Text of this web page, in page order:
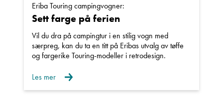
Denne siden er beskyttet av reCAPTCHA og Google
PersonvernerklæringogVilkår for bruker gjeldende.
Ta kontakt
Eriba Touring campingvogner:
Sett farge på ferien
Vil du dra på campingtur i en stilig vogn med
særpreg, kan du ta en titt på Eribas utvalg av tøffe
og fargerike Touring-modeller i retrodesign.
Les mer